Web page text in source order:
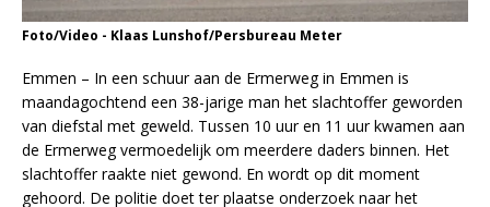
Foto/Video - Klaas Lunshof/Persbureau Meter
Emmen – In een schuur aan de Ermerweg in Emmen is
maandagochtend een 38-jarige man het slachtoffer geworden
van diefstal met geweld. Tussen 10 uur en 11 uur kwamen aan
de Ermerweg vermoedelijk om meerdere daders binnen. Het
slachtoffer raakte niet gewond. En wordt op dit moment
gehoord. De politie doet ter plaatse onderzoek naar het